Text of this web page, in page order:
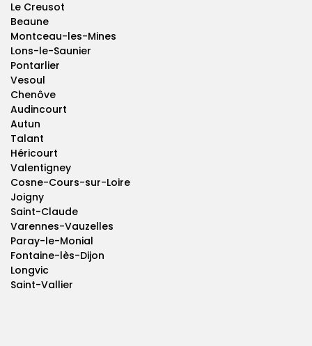
Le Creusot
Beaune
Montceau-les-Mines
Lons-le-Saunier
Pontarlier
Vesoul
Chenôve
Audincourt
Autun
Talant
Héricourt
Valentigney
Cosne-Cours-sur-Loire
Joigny
Saint-Claude
Varennes-Vauzelles
Paray-le-Monial
Fontaine-lès-Dijon
Longvic
Saint-Vallier